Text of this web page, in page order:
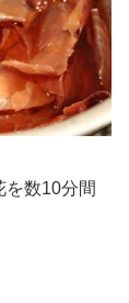
数10分間